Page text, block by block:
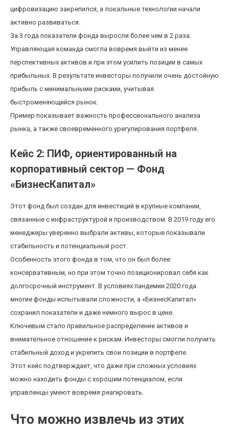
цифровизацию закрепился, а локальные технологии начали
активно развиваться.
За 3 года показатели фонда выросли более чем в 2 раза.
Управляющая команда смогла вовремя выйти из менее
перспективных активов и при этом усилить позиции в самых
прибыльных. В результате инвесторы получили очень достойную
прибыль с минимальными рисками, учитывая
быстроменяющийся рынок.
Пример показывает важность профессионального анализа
рынка, а также своевременного урегулирования портфеля.
Кейс 2: ПИФ, ориентированный на
корпоративный сектор — Фонд
«БизнесКапитал»
Этот фонд был создан для инвестиций в крупные компании,
связанные с инфраструктурой и производством. В 2019 году его
менеджеры уверенно выбрали активы, которые показывали
стабильность и потенциальный рост.
Особенность этого фонда в том, что он был более
консервативным, но при этом точно позиционировал себя как
долгосрочный инструмент. В условиях пандемии 2020 года
многие фонды испытывали сложности, а «БизнесКапитал»
сохранил показатели и даже немного вырос в цене.
Ключевым стало правильное распределение активов и
внимательное отношение к рискам. Инвесторы смогли получить
стабильный доход и укрепить свои позиции в портфеле.
Этот кейс подтверждает, что даже при сложных условиях
можно находить фонды с хорошим потенциалом, если
управленцы умеют вовремя реагировать.
Что можно извлечь из этих